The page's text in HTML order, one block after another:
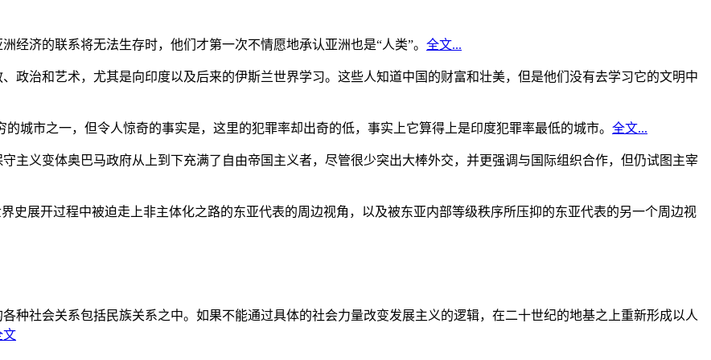
经济的联系将无法生存时，他们才第一次不情愿地承认亚洲也是“人类”。 全文...
政治和艺术，尤其是向印度以及后来的伊斯兰世界学习。这些人知道中国的财富和壮美，但是他们没有去学习它的文明中
城市之一，但令人惊奇的事实是，这里的犯罪率却出奇的低，事实上它算得上是印度犯罪率最低的城市。 全文...
主义变体奥巴马政府从上到下充满了自由帝国主义者，尽管很少突出大棒外交，并更强调与国际组织合作，但仍试图主宰
史展开过程中被迫走上非主体化之路的东亚代表的周边视角，以及被东亚内部等级秩序所压抑的东亚代表的另一个周边视
种社会关系包括民族关系之中。如果不能通过具体的社会力量改变发展主义的逻辑，在二十世纪的地基之上重新形成以人
文